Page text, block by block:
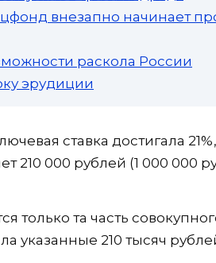
внезапно начинает
раскола России
эрудиции
ставка достигала 21%,
210 000 рублей (1 000 000
только та часть
указанные 210 тысяч